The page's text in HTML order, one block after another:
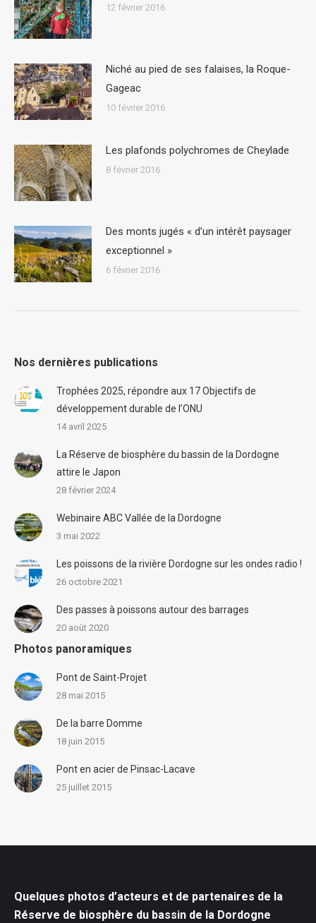
12 février 2016
Niché au pied de ses falaises, la Roque-
Gageac
10 février 2016
Les plafonds polychromes de Cheylade
8 février 2016
Des monts jugés « d’un intérêt paysager
exceptionnel »
6 février 2016
Nos dernières publications
Trophées 2025, répondre aux 17 Objectifs de
développement durable de l’ONU
14 avril 2025
La Réserve de biosphère du bassin de la Dordogne
attire le Japon
28 février 2024
Webinaire ABC Vallée de la Dordogne
3 mai 2022
Les poissons de la rivière Dordogne sur les ondes radio !
26 octobre 2021
Des passes à poissons autour des barrages
20 août 2020
Photos panoramiques
Pont de Saint-Projet
28 mai 2015
De la barre Domme
18 juin 2015
Pont en acier de Pinsac-Lacave
25 juillet 2015
Quelques photos d’acteurs et de partenaires de la
Réserve de biosphère du bassin de la Dordogne